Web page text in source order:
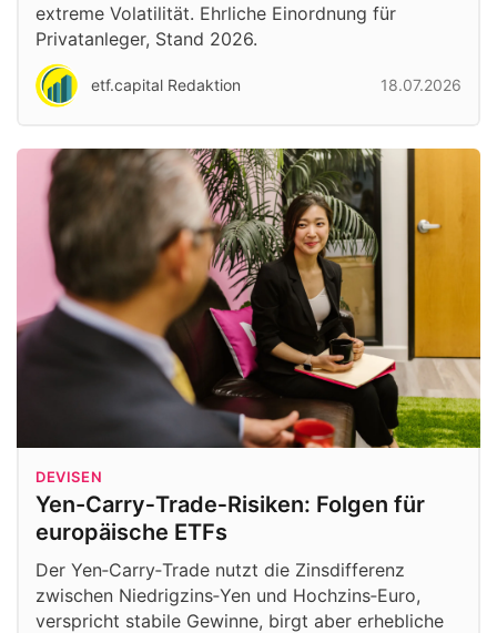
extreme Volatilität. Ehrliche Einordnung für
Privatanleger, Stand 2026.
etf.capital Redaktion 18.07.2026
DEVISEN
Yen-Carry‑Trade‑Risiken: Folgen für
europäische ETFs
Der Yen‑Carry‑Trade nutzt die Zinsdifferenz
zwischen Niedrigzins‑Yen und Hochzins‑Euro,
verspricht stabile Gewinne, birgt aber erhebliche